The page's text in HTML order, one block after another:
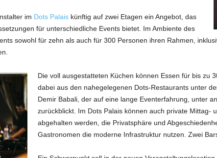
im Dots Palaiskünftig auf zwei Etagen ein Angebot, das
für unterschiedliche Events bietet. Im Ambiente des
sowohl für zehn als auch für 300 Personen ihren Rahmen,
Die voll ausgestatteten Küchen können Essen für bis zu
dabei aus den nahegelegenen Dots-Restaurants unter
Demir Babali, der auf eine lange Eventerfahrung, unter
zurückblickt. Im Dots Palais können auch private Mittag-
abgehalten werden, die Privatsphäre und
Gastronomen die moderne Infrastruktur nutzen. Zwei